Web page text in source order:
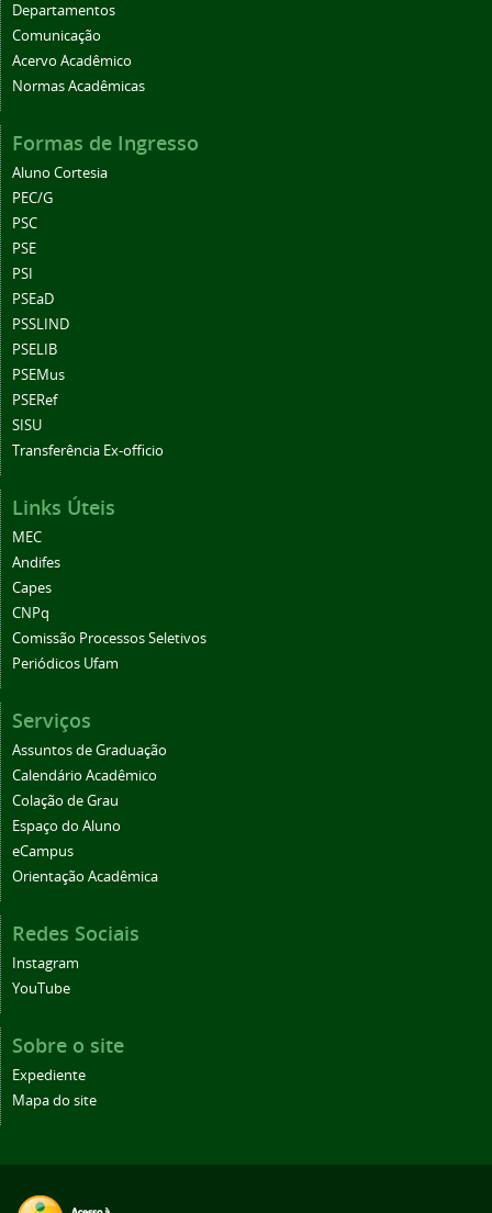
Departamentos
Comunicação
Acervo Acadêmico
Normas Acadêmicas
Formas de Ingresso
Aluno Cortesia
PEC/G
PSC
PSE
PSI
PSEaD
PSSLIND
PSELIB
PSEMus
PSERef
SISU
Transferência Ex-officio
Links Úteis
MEC
Andifes
Capes
CNPq
Comissão Processos Seletivos
Periódicos Ufam
Serviços
Assuntos de Graduação
Calendário Acadêmico
Colação de Grau
Espaço do Aluno
eCampus
Orientação Acadêmica
Redes Sociais
Instagram
YouTube
Sobre o site
Expediente
Mapa do site